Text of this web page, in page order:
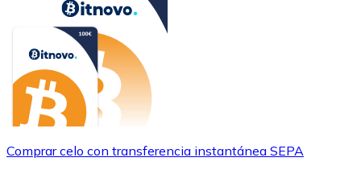
Comprar celo con transferencia instantánea SEPA